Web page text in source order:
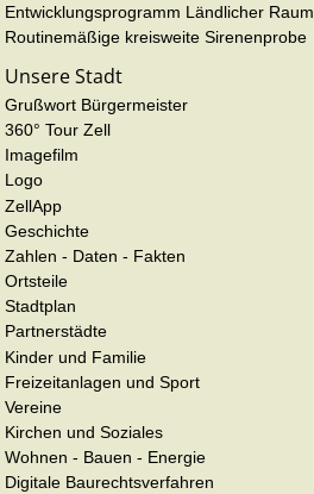
Entwicklungsprogramm Ländlicher Raum
Routinemäßige kreisweite Sirenenprobe
Unsere Stadt
Grußwort Bürgermeister
360° Tour Zell
Imagefilm
Logo
ZellApp
Geschichte
Zahlen - Daten - Fakten
Ortsteile
Stadtplan
Partnerstädte
Kinder und Familie
Freizeitanlagen und Sport
Vereine
Kirchen und Soziales
Wohnen - Bauen - Energie
Digitale Baurechtsverfahren